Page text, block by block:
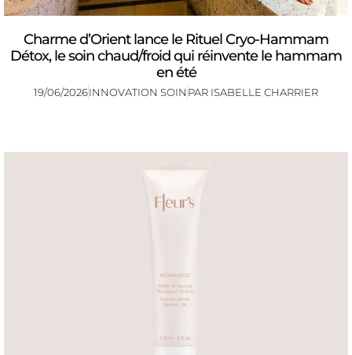
Charme d’Orient lance le Rituel Cryo-Hammam
Détox, le soin chaud/froid qui réinvente le hammam
en été
19/06/2026INNOVATION SOIN PAR ISABELLE CHARRIER